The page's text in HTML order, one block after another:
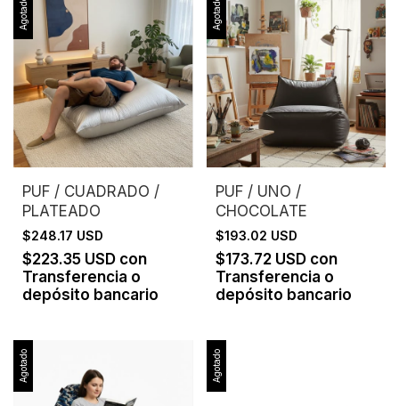
Agotado
PUF / CUADRADO /
PLATEADO
$248.17 USD
$223.35 USD con
Transferencia o
depósito bancario
Agotado
PUF / UNO /
CHOCOLATE
$193.02 USD
$173.72 USD con
Transferencia o
depósito bancario
Agotado Agotado